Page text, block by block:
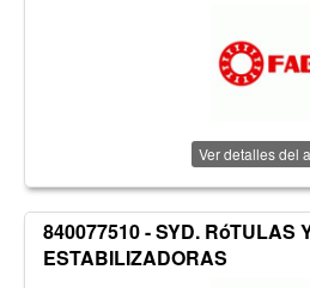
Ver detalles del
840077510 - SYD. RóTULAS
ESTABILIZADORAS